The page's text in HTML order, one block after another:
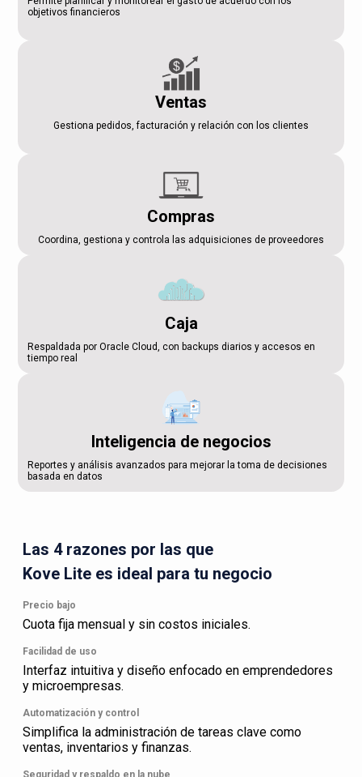
objetivos financieros
Ventas
Gestiona pedidos, facturación y relación con los clientes
Compras
Coordina, gestiona y controla las adquisiciones de proveedores
Caja
Respaldada por Oracle Cloud, con backups diarios y accesos en
tiempo real
Inteligencia de negocios
Reportes y análisis avanzados para mejorar la toma de decisiones
basada en datos
Las 4 razones por las que
Kove Lite es ideal para tu negocio
Precio bajo
Cuota fija mensual y sin costos iniciales.
Facilidad de uso
Interfaz intuitiva y diseño enfocado en emprendedores
y microempresas.
Automatización y control
Simplifica la administración de tareas clave como
ventas, inventarios y finanzas.
Seguridad y respaldo en la nube